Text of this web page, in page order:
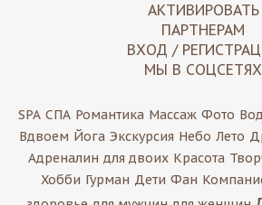
АКТИВИРОВАТЬ
ПАРТНЕРАМ
ВХОД /
МЫ В СОЦСЕТЯХ
SPA СПА Романтика Массаж Фото
Вдвоем Йога Экскурсия Небо Лето
Адреналин для двоих Красота
Хобби Гурман Дети Фан